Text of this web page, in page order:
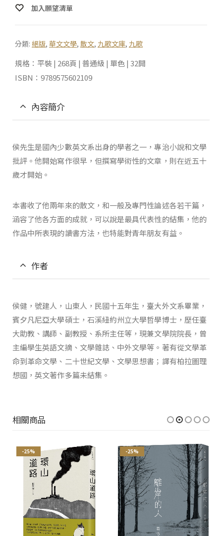
加入願望清單
分類: 絕版, 華文文學, 散文, 九歌文庫, 九歌
規格：平裝 | 268頁 | 普通級 | 單色 | 32開
ISBN：9789575602109
內容簡介
侯先生是國內少數英文系出身的學者之一，專治小說和文學
批評。他開始寫作很早，但撰寫學術性的文章，則在近五十
歲才開始。
本書收了他兩年來的散文，和一般及專門性論述各若干篇，
涵容了他各方面的成就，可以說是最具代表性的結集，他的
作品中所表現的讀書方法，也特能對青年朋友有益。
作者
侯健，號建人，山東人，民國十五年生，臺大外文系畢業，
賓夕凡尼亞大學碩士，石溪紐約州立大學哲學博士，歷任臺
大助教、講師、副教授、系所主任等，現兼文學院院長，曾
主編學生英語文摘、文學雜誌、中外文學等。著有從文學革
命到革命文學、二十世紀文學、文學思想書；譯有柏拉圖理
想國，英文著作多篇未結集。
相關商品
-25% -25%